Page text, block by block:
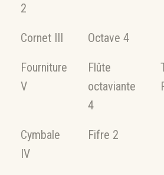
2
Cornet III Octave 4
Fourniture
V
Flûte
octaviante
4
Cymbale
IV
Fifre 2